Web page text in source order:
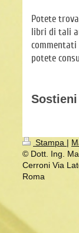
Potete
libri di tali
commentati
potete
Stampa |
© Dott. Ing.
Cerroni Via
Roma